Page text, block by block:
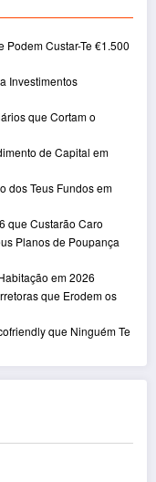
Custar-Te €1.500
Investimentos
que Cortam o
de Capital em
dos Teus Fundos em
que Custarão Caro
Planos de Poupança
em 2026
que Erodem os
que Ninguém Te